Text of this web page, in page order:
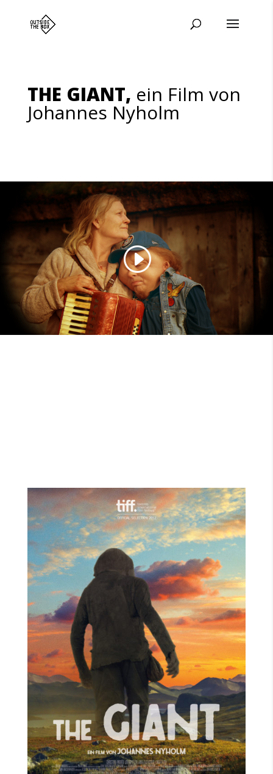
THE GIANT, ein Film von
Johannes Nyholm